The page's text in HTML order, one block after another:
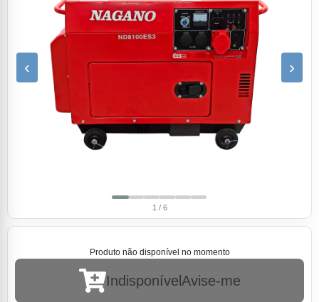
‹ ›
1 / 6
Produto não disponível no momento
Indisponível Avise-me